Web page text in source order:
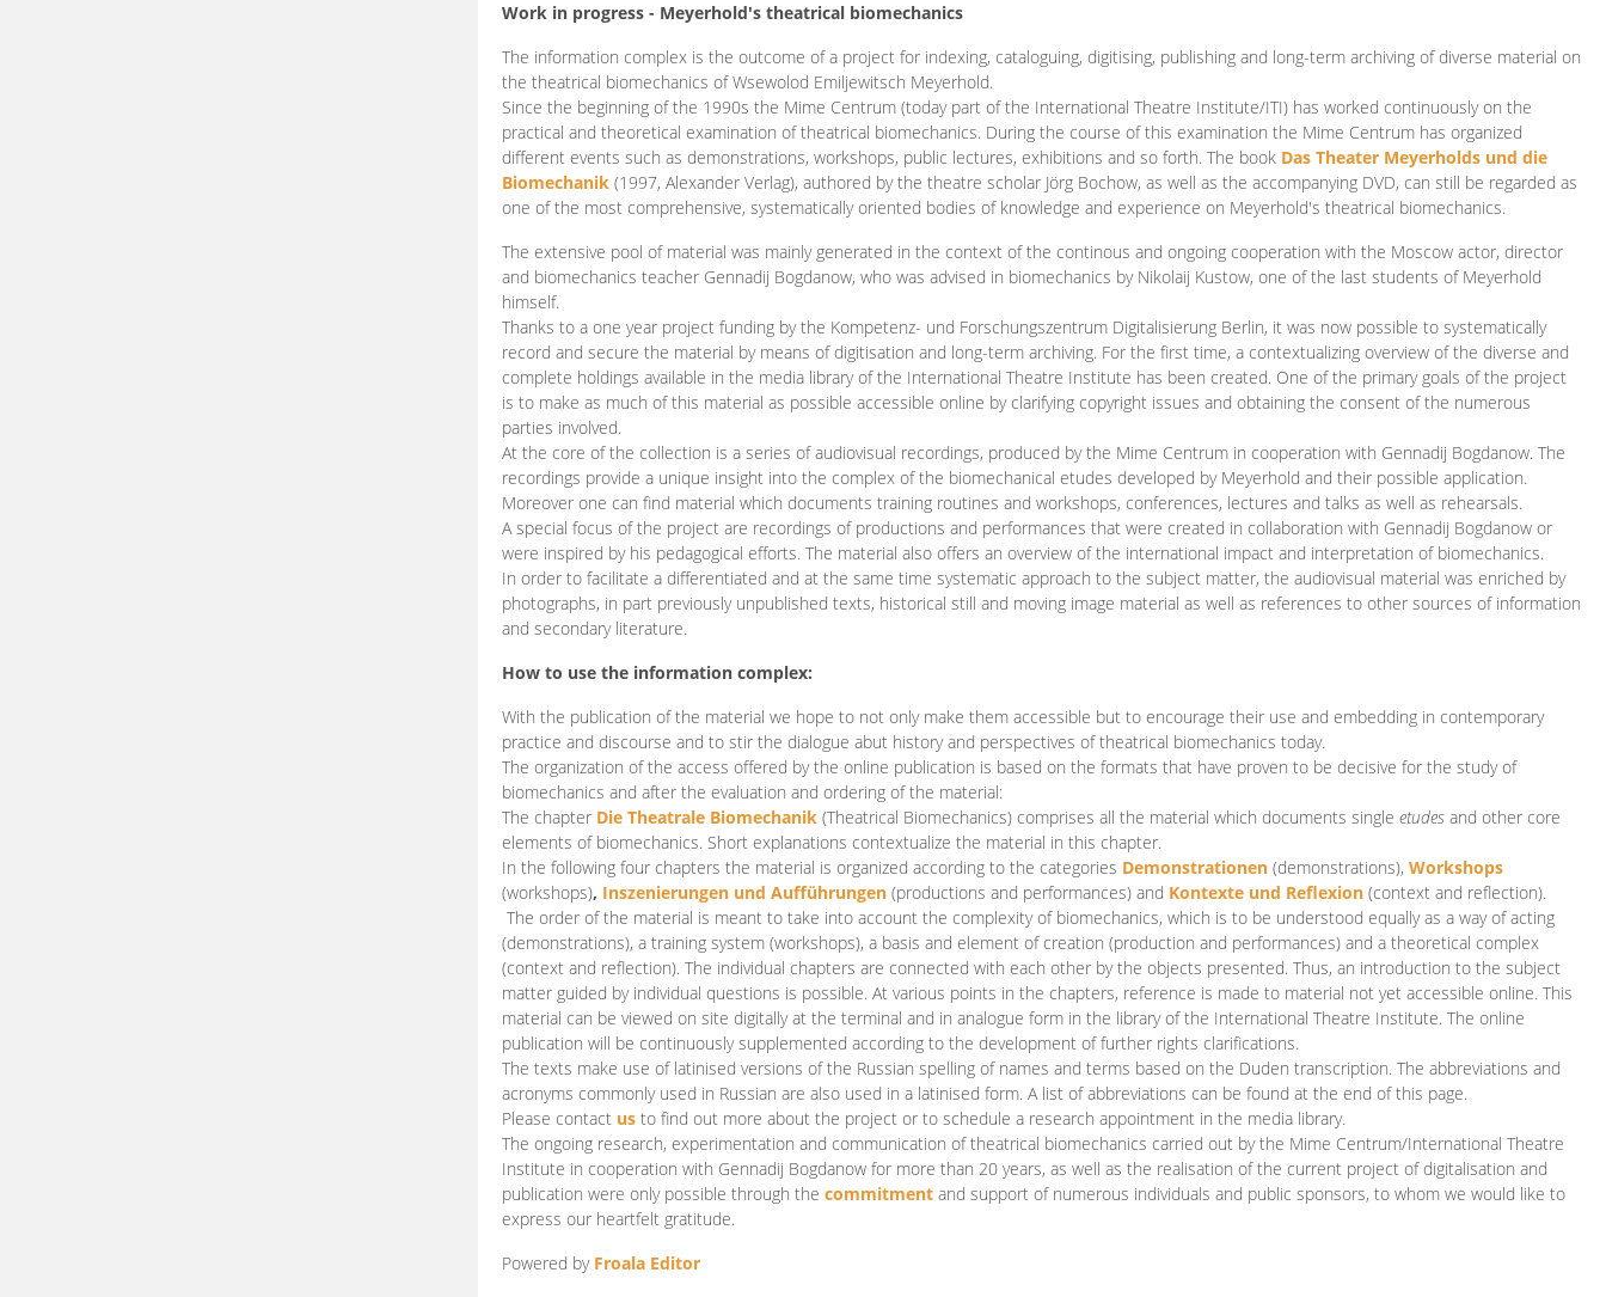
Work in progress - Meyerhold's theatrical biomechanics
The information complex is the outcome of a project for indexing, cataloguing, digitising, publishing and long-term archiving of diverse material on
the theatrical biomechanics of Wsewolod Emiljewitsch Meyerhold.
Since the beginning of the 1990s the Mime Centrum (today part of the International Theatre Institute/ITI) has worked continuously on the
practical and theoretical examination of theatrical biomechanics. During the course of this examination the Mime Centrum has organized
different events such as demonstrations, workshops, public lectures, exhibitions and so forth. The book Das Theater Meyerholds und die
Biomechanik (1997, Alexander Verlag), authored by the theatre scholar Jörg Bochow, as well as the accompanying DVD, can still be regarded as
one of the most comprehensive, systematically oriented bodies of knowledge and experience on Meyerhold's theatrical biomechanics.
The extensive pool of material was mainly generated in the context of the continous and ongoing cooperation with the Moscow actor, director
and biomechanics teacher Gennadij Bogdanow, who was advised in biomechanics by Nikolaij Kustow, one of the last students of Meyerhold
himself.
Thanks to a one year project funding by the Kompetenz- und Forschungszentrum Digitalisierung Berlin, it was now possible to systematically
record and secure the material by means of digitisation and long-term archiving. For the first time, a contextualizing overview of the diverse and
complete holdings available in the media library of the International Theatre Institute has been created. One of the primary goals of the project
is to make as much of this material as possible accessible online by clarifying copyright issues and obtaining the consent of the numerous
parties involved.
At the core of the collection is a series of audiovisual recordings, produced by the Mime Centrum in cooperation with Gennadij Bogdanow. The
recordings provide a unique insight into the complex of the biomechanical etudes developed by Meyerhold and their possible application.
Moreover one can find material which documents training routines and workshops, conferences, lectures and talks as well as rehearsals.
A special focus of the project are recordings of productions and performances that were created in collaboration with Gennadij Bogdanow or
were inspired by his pedagogical efforts. The material also offers an overview of the international impact and interpretation of biomechanics.
In order to facilitate a differentiated and at the same time systematic approach to the subject matter, the audiovisual material was enriched by
photographs, in part previously unpublished texts, historical still and moving image material as well as references to other sources of information
and secondary literature.
How to use the information complex:
With the publication of the material we hope to not only make them accessible but to encourage their use and embedding in contemporary
practice and discourse and to stir the dialogue abut history and perspectives of theatrical biomechanics today.
The organization of the access offered by the online publication is based on the formats that have proven to be decisive for the study of
biomechanics and after the evaluation and ordering of the material:
The chapter Die Theatrale Biomechanik (Theatrical Biomechanics) comprises all the material which documents single etudes and other core
elements of biomechanics. Short explanations contextualize the material in this chapter.
In the following four chapters the material is organized according to the categories Demonstrationen (demonstrations), Workshops
(workshops), Inszenierungen und Aufführungen (productions and performances) and Kontexte und Reflexion (context and reflection).
The order of the material is meant to take into account the complexity of biomechanics, which is to be understood equally as a way of acting
(demonstrations), a training system (workshops), a basis and element of creation (production and performances) and a theoretical complex
(context and reflection). The individual chapters are connected with each other by the objects presented. Thus, an introduction to the subject
matter guided by individual questions is possible. At various points in the chapters, reference is made to material not yet accessible online. This
material can be viewed on site digitally at the terminal and in analogue form in the library of the International Theatre Institute. The online
publication will be continuously supplemented according to the development of further rights clarifications.
The texts make use of latinised versions of the Russian spelling of names and terms based on the Duden transcription. The abbreviations and
acronyms commonly used in Russian are also used in a latinised form. A list of abbreviations can be found at the end of this page.
Please contact us to find out more about the project or to schedule a research appointment in the media library.
The ongoing research, experimentation and communication of theatrical biomechanics carried out by the Mime Centrum/International Theatre
Institute in cooperation with Gennadij Bogdanow for more than 20 years, as well as the realisation of the current project of digitalisation and
publication were only possible through the commitment and support of numerous individuals and public sponsors, to whom we would like to
express our heartfelt gratitude.
Powered by Froala Editor